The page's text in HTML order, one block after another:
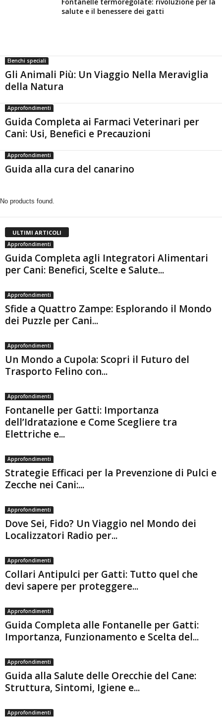
salute e il benessere dei gatti
Elenchi speciali
Gli Animali Più: Un Viaggio Nella Meraviglia
della Natura
Approfondimenti
Guida Completa ai Farmaci Veterinari per
Cani: Usi, Benefici e Precauzioni
Approfondimenti
Guida alla cura del canarino
No products found.
ULTIMI ARTICOLI
Approfondimenti
Guida Completa agli Integratori Alimentari
per Cani: Benefici, Scelte e Salute...
Approfondimenti
Sfide a Quattro Zampe: Esplorando il Mondo
dei Puzzle per Cani...
Approfondimenti
Un Mondo a Cupola: Scopri il Futuro del
Trasporto Felino con...
Approfondimenti
Fontanelle per Gatti: Importanza
dell’Idratazione e Come Scegliere tra
Elettriche e...
Approfondimenti
Strategie Efficaci per la Prevenzione di Pulci e
Zecche nei Cani:...
Approfondimenti
Dove Sei, Fido? Un Viaggio nel Mondo dei
Localizzatori Radio per...
Approfondimenti
Collari Antipulci per Gatti: Tutto quel che
devi sapere per proteggere...
Approfondimenti
Guida Completa alle Fontanelle per Gatti:
Importanza, Funzionamento e Scelta del...
Approfondimenti
Guida alla Salute delle Orecchie del Cane:
Struttura, Sintomi, Igiene e...
Approfondimenti